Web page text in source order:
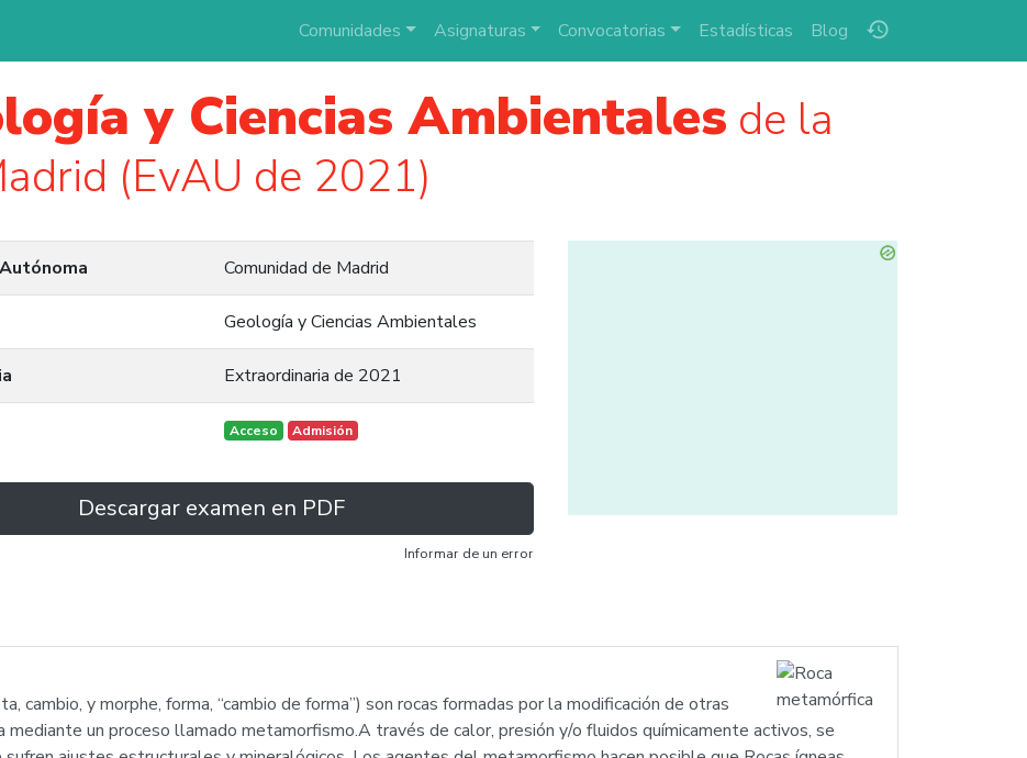
history
Comunidades Asignaturas Convocatorias Estadísticas Blog
y Ciencias Ambientales de la
(EvAU de 2021)
Comunidad de Madrid
Geología y Ciencias Ambientales
Extraordinaria de 2021
Acceso Admisión
Descargar examen en PDF
Informar de un error
cambio, y morphe, forma, “cambio de forma”) son rocas formadas por la modificación de otras
un proceso llamado metamorfismo.A través de calor, presión y/o fluidos químicamente activos, se